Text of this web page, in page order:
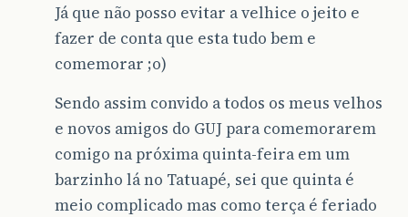
Já que não posso evitar a velhice o jeito e
fazer de conta que esta tudo bem e
comemorar ;o)
Sendo assim convido a todos os meus velhos
e novos amigos do GUJ para comemorarem
comigo na próxima quinta-feira em um
barzinho lá no Tatuapé, sei que quinta é
meio complicado mas como terça é feriado